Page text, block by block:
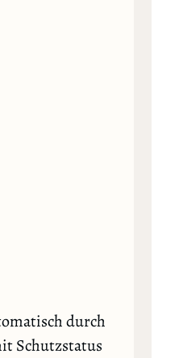
durch
Schutzstatus